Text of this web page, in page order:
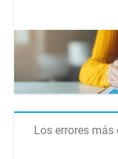
Los errores